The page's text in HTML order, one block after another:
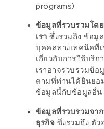
กับ
PING
FAI
FESTIVAL
–
ช็อป
ฟิน
กิน
programs)
ข้อมูลที่รวบรวมโด
เรา ซึ่งรวมถึง ข้อมู
บุคคลทางเทคนิคที่
เกี่ยวกับการใช้บริก
เราอาจรวบรวมข้
ตามที่ท่านได้ยินยอ
ข้อมูลนี้กับข้อมูลอื่น
ข้อมูลที่รวบรวมจา
ธุรกิจ ซึ่งรวมถึง ตั